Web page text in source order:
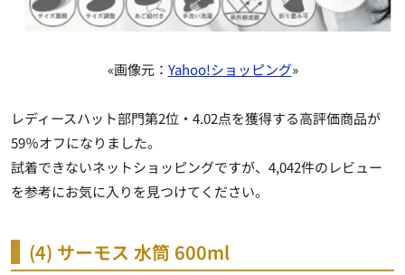
«画像元： Yahoo!ショッピング»
レディースハット部門第2位・4.02点を獲得する高評価商品が
59％オフになりました。
試着できないネットショッピングですが、4,042件のレビュー
を参考にお気に入りを見つけてください。
(4) サーモス 水筒 600ml